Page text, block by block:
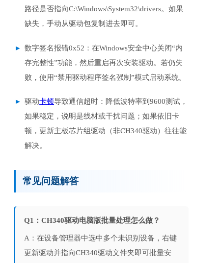
路径是否指向C:\Windows\System32\drivers。如果
缺失，手动从驱动包复制进去即可。
数字签名报错0x52：在Windows安全中心关闭“内
存完整性”功能，然后重启再次安装驱动。若仍失
败，使用“禁用驱动程序签名强制”模式启动系统。
驱动卡顿导致通信超时：降低波特率到9600测试，
如果稳定，说明是线材或干扰问题；如果依旧卡
顿，更新主板芯片组驱动（非CH340驱动）往往能
解决。
常见问题解答
Q1：CH340驱动电脑版批量处理怎么做？
A：在设备管理器中选中多个未识别设备，右键
更新驱动并指向CH340驱动文件夹即可批量安